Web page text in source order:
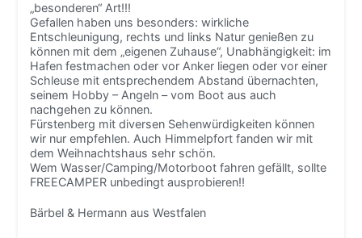
„besonderen“ Art!!!
Gefallen haben uns besonders: wirkliche
Entschleunigung, rechts und links Natur genießen zu
können mit dem „eigenen Zuhause“, Unabhängigkeit: im
Hafen festmachen oder vor Anker liegen oder vor einer
Schleuse mit entsprechendem Abstand übernachten,
seinem Hobby – Angeln – vom Boot aus auch
nachgehen zu können.
Fürstenberg mit diversen Sehenwürdigkeiten können
wir nur empfehlen. Auch Himmelpfort fanden wir mit
dem Weihnachtshaus sehr schön.
Wem Wasser/Camping/Motorboot fahren gefällt, sollte
FREECAMPER unbedingt ausprobieren!!
Bärbel & Hermann aus Westfalen